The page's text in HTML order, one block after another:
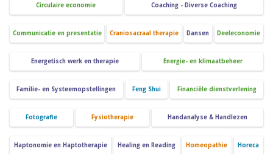
Circulaire economie Coaching - Diverse Coaching
Communicatie en presentatie Craniosacraal therapie Dansen Deeleconomie
Energetisch werk en therapie Energie- en klimaatbeheer
Familie- en Systeemopstellingen Feng Shui Financiële dienstverlening
Fotografie Fysiotherapie Handanalyse & Handlezen
Haptonomie en Haptotherapie Healing en Reading Homeopathie Horeca